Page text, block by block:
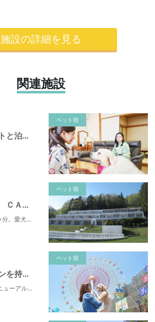
施設の詳細を見る
関連施設
那須高原 ペットと泊まれる宿 ペンション ハロハロｉｎｎ那須
ペット宿
ペットと泊まる ＣＡＲＯ ＦＯＲＥＳＴＡ 那須高原 ＶＯＬＰＥ
山中湖畔より徒歩１０分。愛犬と過ごす「森のホテル」へようこそ
ペット宿
３つのドッグランを持つ愛犬・愛猫の宿 きぬ川国際ホテル
2023年3月新客室リニューアルOPEN！
ペット宿